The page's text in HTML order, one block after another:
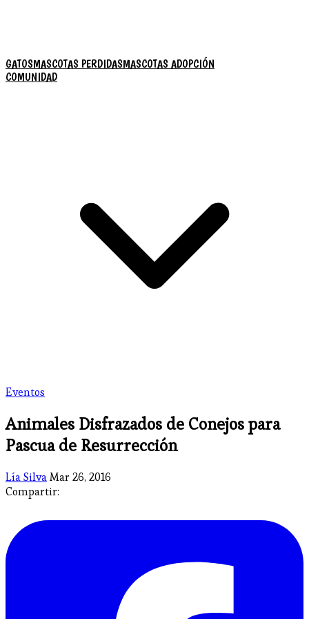
GATOSMASCOTAS PERDIDASMASCOTAS ADOPCIÓN
COMUNIDAD
Eventos
Animales Disfrazados de Conejos para
Pascua de Resurrección
Lía SilvaMar 26, 2016
Compartir: